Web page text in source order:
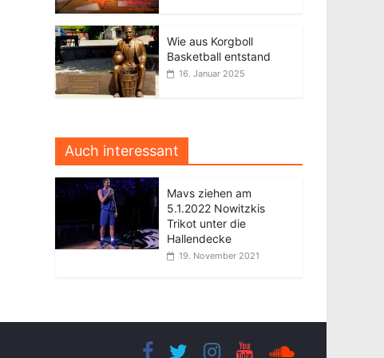
Wie aus Korgboll
Basketball entstand
16. Januar 2025
Auch interessant
Mavs ziehen am
5.1.2022 Nowitzkis
Trikot unter die
Hallendecke
19. November 2021